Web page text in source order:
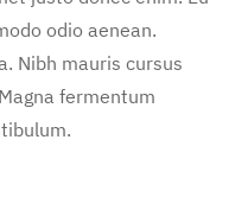
odio aenean.
Nibh mauris cursus
fermentum